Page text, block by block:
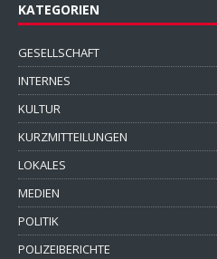
KATEGORIEN
GESELLSCHAFT
INTERNES
KULTUR
KURZMITTEILUNGEN
LOKALES
MEDIEN
POLITIK
POLIZEIBERICHTE